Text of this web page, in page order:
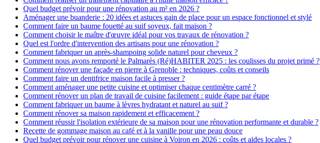
Quel budget prévoir pour une rénovation au m² en 2026 ?
Aménager une buanderie : 20 idées et astuces gain de place pour un espace fonctionnel et stylé
Comment faire un baume fouetté au suif soyeux, fait maison ?
Comment choisir le maître d'œuvre idéal pour vos travaux de rénovation ?
Quel est l'ordre d'intervention des artisans pour une rénovation ?
Comment fabriquer un après-shampoing solide naturel pour cheveux ?
Comment nous avons remporté le Palmarès (Ré)HABITER 2025 : les coulisses du projet primé ?
Comment rénover une façade en pierre à Grenoble : techniques, coûts et conseils
Comment faire un dentifrice maison facile à presser ?
Comment aménager une petite cuisine et optimiser chaque centimètre carré ?
Comment rénover un plan de travail de cuisine facilement : guide étape par étape
Comment fabriquer un baume à lèvres hydratant et naturel au suif ?
Comment rénover sa maison rapidement et efficacement ?
Comment réussir l'isolation extérieure de sa maison pour une rénovation performante et durable ?
Recette de gommage maison au café et à la vanille pour une peau douce
Quel budget prévoir pour rénover une cuisine à Voiron en 2026 : coûts et aides locales ?